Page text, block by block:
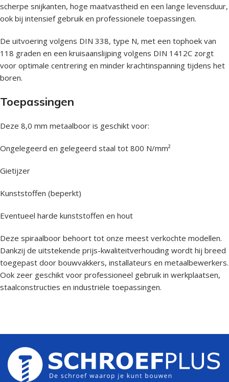
scherpe snijkanten, hoge maatvastheid en een lange levensduur,
ook bij intensief gebruik en professionele toepassingen.
De uitvoering volgens DIN 338, type N, met een tophoek van
118 graden en een kruisaanslijping volgens DIN 1412C zorgt
voor optimale centrering en minder krachtinspanning tijdens het
boren.
Toepassingen
Deze 8,0 mm metaalboor is geschikt voor:
Ongelegeerd en gelegeerd staal tot 800 N/mm²
Gietijzer
Kunststoffen (beperkt)
Eventueel harde kunststoffen en hout
Deze spiraalboor behoort tot onze meest verkochte modellen.
Dankzij de uitstekende prijs-kwaliteitverhouding wordt hij breed
toegepast door bouwvakkers, installateurs en metaalbewerkers.
Ook zeer geschikt voor professioneel gebruik in werkplaatsen,
staalconstructies en industriële toepassingen.